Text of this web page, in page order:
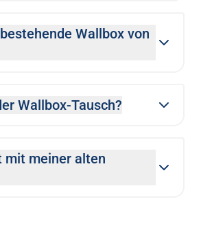
Wallbox von
Wallbox-Tausch?
mit meiner alten